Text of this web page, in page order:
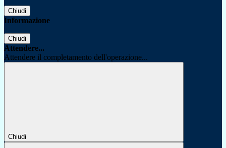
Chiudi
Informazione
Chiudi
Attendere...
Attendere il completamento dell'operazione...
Chiudi